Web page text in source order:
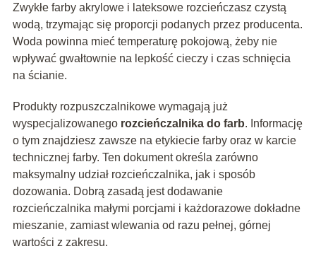
Zwykłe farby akrylowe i lateksowe rozcieńczasz czystą
wodą, trzymając się proporcji podanych przez producenta.
Woda powinna mieć temperaturę pokojową, żeby nie
wpływać gwałtownie na lepkość cieczy i czas schnięcia
na ścianie.
Produkty rozpuszczalnikowe wymagają już
wyspecjalizowanego rozcieńczalnika do farb. Informację
o tym znajdziesz zawsze na etykiecie farby oraz w karcie
technicznej farby. Ten dokument określa zarówno
maksymalny udział rozcieńczalnika, jak i sposób
dozowania. Dobrą zasadą jest dodawanie
rozcieńczalnika małymi porcjami i każdorazowe dokładne
mieszanie, zamiast wlewania od razu pełnej, górnej
wartości z zakresu.